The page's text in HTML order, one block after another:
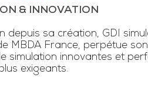
& INNOVATION
depuis sa création, GDI
MBDA France, perpétue
simulation innovantes et
exigeants.